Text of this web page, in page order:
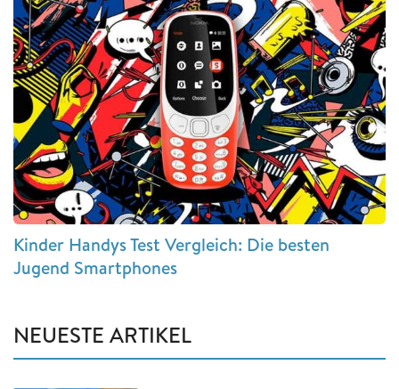
Kinder Handys Test Vergleich: Die besten
Jugend Smartphones
NEUESTE ARTIKEL